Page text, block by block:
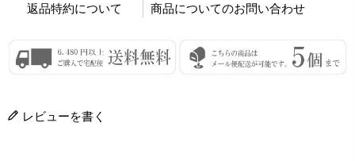
返品特約について 商品についてのお問い合わせ
レビューを書く